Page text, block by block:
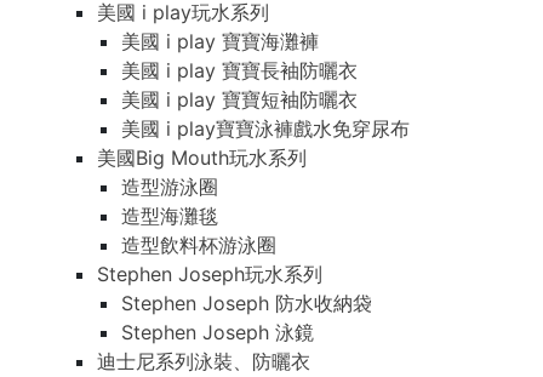
美國 i play玩水系列
美國 i play 寶寶海灘褲
美國 i play 寶寶長袖防曬衣
美國 i play 寶寶短袖防曬衣
美國 i play寶寶泳褲戲水免穿尿布
美國Big Mouth玩水系列
造型游泳圈
造型海灘毯
造型飲料杯游泳圈
Stephen Joseph玩水系列
Stephen Joseph 防水收納袋
Stephen Joseph 泳鏡
迪士尼系列泳裝、防曬衣